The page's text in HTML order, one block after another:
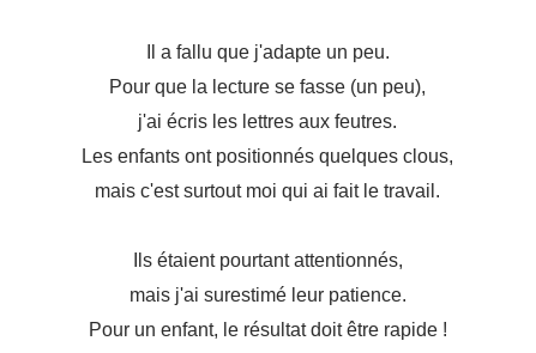
Il a fallu que j'adapte un peu.
Pour que la lecture se fasse (un peu),
j'ai écris les lettres aux feutres.
Les enfants ont positionnés quelques clous,
mais c'est surtout moi qui ai fait le travail.
Ils étaient pourtant attentionnés,
mais j'ai surestimé leur patience.
Pour un enfant, le résultat doit être rapide !